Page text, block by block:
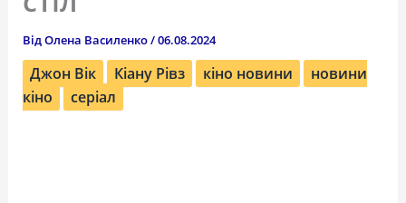
ВідОлена Василенко/06.08.2024
Джон Вік Кіану Рівз кіно новини
новини
кіно
серіал